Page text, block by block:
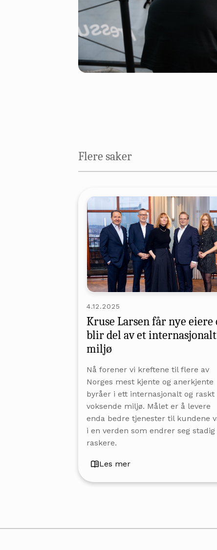
Flere saker
4.12.2025
Kruse Larsen får nye eiere
blir del av et internasjonalt
miljø
Nå forener vi kreftene til flere av
Norges mest kjente og anerkjente
byråer i ett internasjonalt og raskt
voksende miljø. Målet er å levere
enda bedre tjenester til kundene
i en verden som endrer seg stadig
raskere.
Les mer